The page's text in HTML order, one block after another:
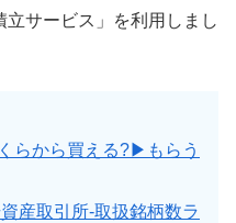
サービス」を利用しまし
らから買える?▶もらう
産取引所-取扱銘柄数ラ